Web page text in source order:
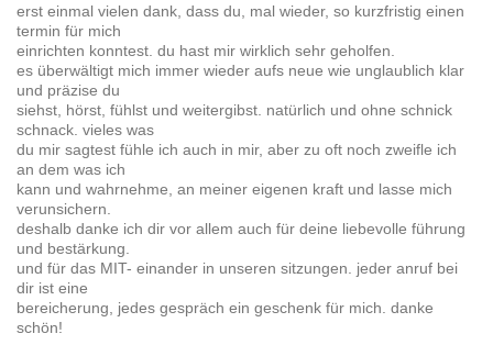
erst einmal vielen dank, dass du, mal wieder, so kurzfristig einen
termin für mich
einrichten konntest. du hast mir wirklich sehr geholfen.
es überwältigt mich immer wieder aufs neue wie unglaublich klar
und präzise du
siehst, hörst, fühlst und weitergibst. natürlich und ohne schnick
schnack. vieles was
du mir sagtest fühle ich auch in mir, aber zu oft noch zweifle ich
an dem was ich
kann und wahrnehme, an meiner eigenen kraft und lasse mich
verunsichern.
deshalb danke ich dir vor allem auch für deine liebevolle führung
und bestärkung.
und für das MIT- einander in unseren sitzungen. jeder anruf bei
dir ist eine
bereicherung, jedes gespräch ein geschenk für mich. danke
schön!